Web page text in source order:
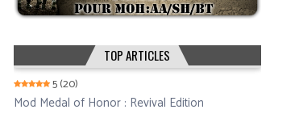
TOP ARTICLES
5(20)
Mod Medal of Honor : Revival Edition